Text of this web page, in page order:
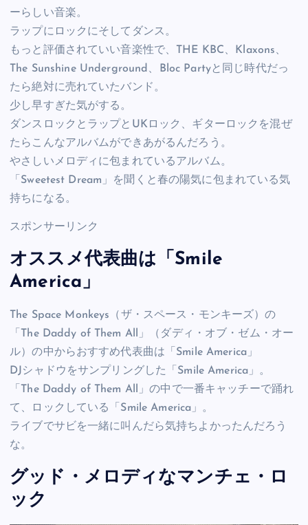
ーらしい音楽。
ラップにロックにそしてダンス。
もっと評価されていい音楽性で、THE KBC、Klaxons、
The Sunshine Underground、Bloc Partyと同じ時代だっ
たら絶対に売れていたバンド。
少し早すぎた気がする。
ダンスロックとラップとUKロック、ギターロックを混ぜ
たらこんなアルバムができあがるんだろう。
やさしいメロディに包まれているアルバム。
「Sweetest Dream」を聞くと春の陽気に包まれている気
持ちになる。
スポンサーリンク
オススメ代表曲は「Smile
America」
The Space Monkeys（ザ・スペース・モンキーズ）の
「The Daddy of Them All」（ダディ・オブ・ゼム・オー
ル）の中からおすすめ代表曲は「Smile America」
DJシャドウをサンプリングした「Smile America」。
「The Daddy of Them All」の中で一番キャッチーで踊れ
て、ロックしている「Smile America」。
ライブでサビを一緒に叫んだら気持ちよかったんだろう
な。
グッド・メロディなマンチェ・ロ
ック